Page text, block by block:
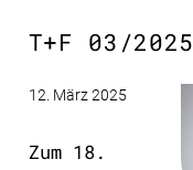
T+F 03/2025
12. März 2025
Zum 18.